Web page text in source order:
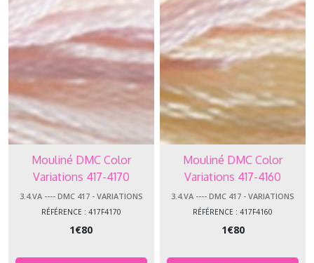
Mouliné DMC Color
Variations 417-4170
3.4.VA ---- DMC 417 - VARIATIONS
RÉFÉRENCE : 417F4170
1€80
Mouliné DMC Color
Variations 417-4160
3.4.VA ---- DMC 417 - VARIATIONS
RÉFÉRENCE : 417F4160
1€80